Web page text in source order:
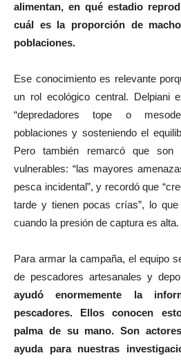
alimentan, en qué estadio
cuál es la proporción de
poblaciones.
Ese conocimiento es relevante
un rol ecológico central. Delpiani
“depredadores tope o
poblaciones y sosteniendo el
Pero también remarcó que son
vulnerables: “las mayores
pesca incidental”, y recordó que
tarde y tienen pocas crías”, lo
cuando la presión de captura es alta.
Para armar la campaña, el equipo
de pescadores artesanales y
ayudó enormemente la
pescadores. Ellos conocen
palma de su mano. Son
ayuda para nuestras